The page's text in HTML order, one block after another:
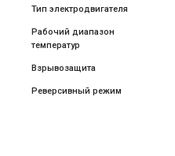
вентиляторы Soler&Palau
HCFT/4-710/H
Цена
Цена по запросу
Купить
Тип электродвигателя
Рабочий диапазон
температур
Взрывозащита
Реверсивный режим